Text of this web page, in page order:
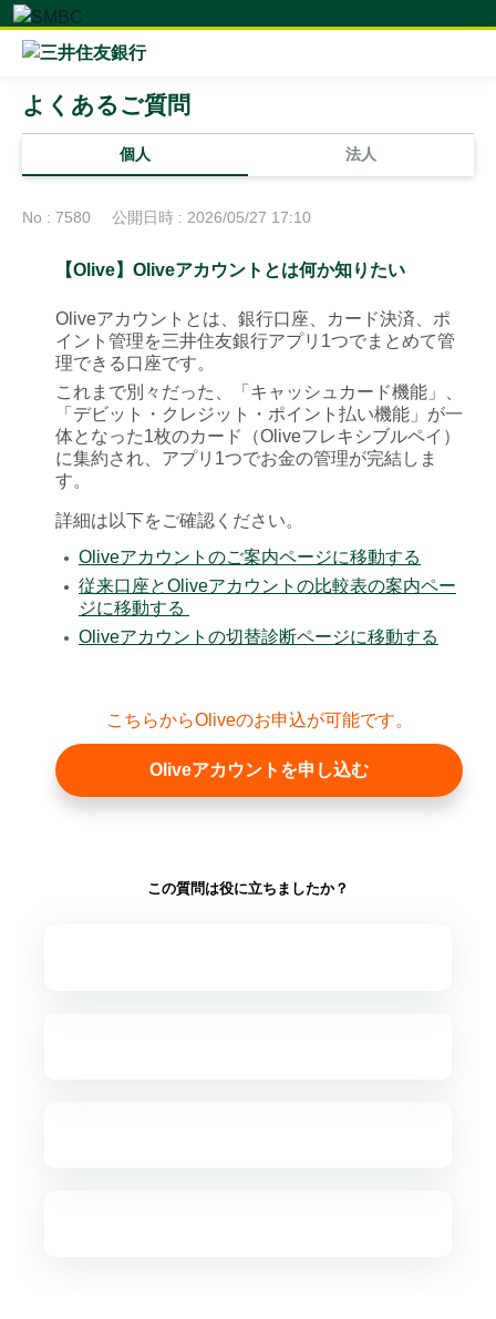
個人 法人
よくあるご質問
No : 7580 公開日時 : 2026/05/27 17:10
【Olive】Oliveアカウントとは何か知りたい
Oliveアカウントとは、銀行口座、カード決済、ポ
イント管理を三井住友銀行アプリ1つでまとめて管
理できる口座です。
これまで別々だった、「キャッシュカード機能」、
「デビット・クレジット・ポイント払い機能」が一
体となった1枚のカード（Oliveフレキシブルペイ）
に集約され、アプリ1つでお金の管理が完結しま
す。
詳細は以下をご確認ください。
● Oliveアカウントのご案内ページに移動する
●
従来口座とOliveアカウントの比較表の案内ペー
ジに移動する
● Oliveアカウントの切替診断ページに移動する
こちらからOliveのお申込が可能です。
Oliveアカウントを申し込む
この質問は役に立ちましたか？